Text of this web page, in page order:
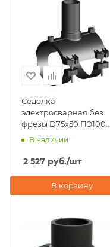
Седелка
электросварная без
фрезы D75х50 ПЭ100
SDR 11 Eurostandard
В наличии
2 527 руб./шт
В корзину